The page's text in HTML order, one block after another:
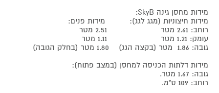
מידות מחסן גינה SkyB:
מידות חיצוניות (מגג לגג): מידות פנים:
רוחב: 2.61 מטר 2.51 מטר
עומק: 1.21 מטר 1.11 מטר
גובה: 1.86 מטר (בקצה הגג) 1.80 מטר (בחלק הגובה)
מידות דלתות הכניסה למחסן (במצב פתוח):
גובה: 1.67 מטר.
רוחב: 109 ס"מ.